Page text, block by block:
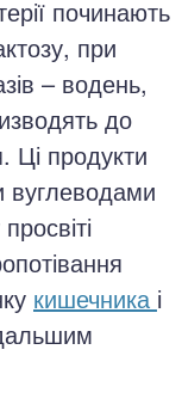
починають
при
– водень,
до
Ці продукти
вуглеводами
кишечника і